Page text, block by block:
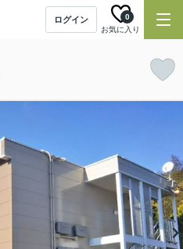
ログイン
お気に入り
0